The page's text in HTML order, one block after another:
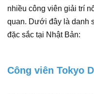
nhiều công viên giải trí
quan. Dưới đây là danh
đặc sắc tại Nhật Bản:
Công viên Tokyo